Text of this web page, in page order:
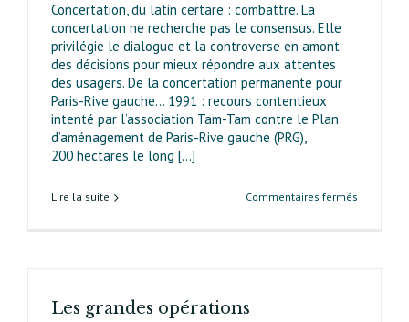
Concertation, du latin certare : combattre. La
concertation ne recherche pas le consensus. Elle
privilégie le dialogue et la controverse en amont
des décisions pour mieux répondre aux attentes
des usagers. De la concertation permanente pour
Paris-Rive gauche… 1991 : recours contentieux
intenté par l’association Tam-Tam contre le Plan
d’aménagement de Paris-Rive gauche (PRG),
200 hectares le long [...]
Lire la suite Commentaires fermés
Les grandes opérations